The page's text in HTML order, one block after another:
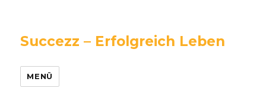
Succezz – Erfolgreich Leben
MENÜ